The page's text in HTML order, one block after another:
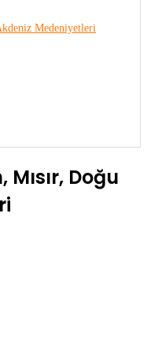
Medeniyetleri
Doğu